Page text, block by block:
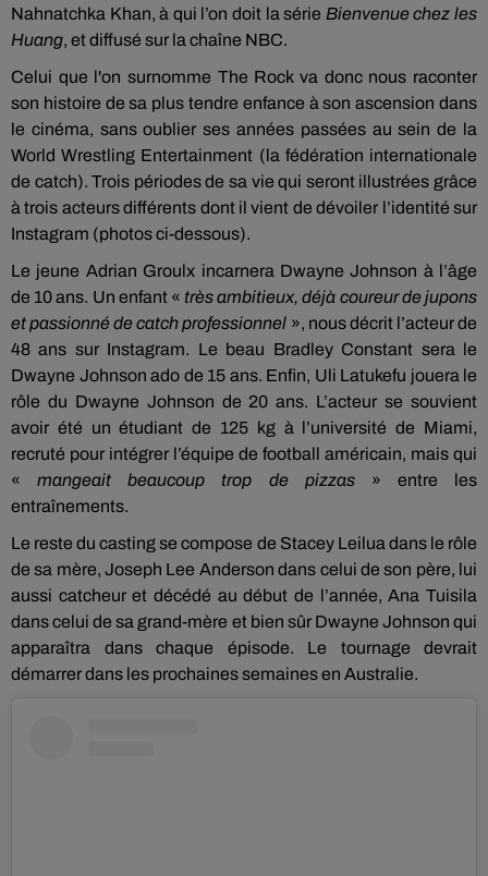
Nahnatchka Khan, à qui l’on doit la série Bienvenue chez les
Huang, et diffusé sur la chaîne NBC.
Celui que l'on surnomme The Rock va donc nous raconter
son histoire de sa plus tendre enfance à son ascension dans
le cinéma, sans oublier ses années passées au sein de la
World Wrestling Entertainment (la fédération internationale
de catch). Trois périodes de sa vie qui seront illustrées grâce
à trois acteurs différents dont il vient de dévoiler l’identité sur
Instagram (photos ci-dessous).
Le jeune Adrian Groulx incarnera Dwayne Johnson à l’âge
de 10 ans. Un enfant « très ambitieux, déjà coureur de jupons
et passionné de catch professionnel », nous décrit l’acteur de
48 ans sur Instagram. Le beau Bradley Constant sera le
Dwayne Johnson ado de 15 ans. Enfin, Uli Latukefu jouera le
rôle du Dwayne Johnson de 20 ans. L’acteur se souvient
avoir été un étudiant de 125 kg à l’université de Miami,
recruté pour intégrer l’équipe de football américain, mais qui
«mangeait beaucoup trop de pizzas» entre les
entraînements.
Le reste du casting se compose de Stacey Leilua dans le rôle
de sa mère, Joseph Lee Anderson dans celui de son père, lui
aussi catcheur et décédé au début de l’année, Ana Tuisila
dans celui de sa grand-mère et bien sûr Dwayne Johnson qui
apparaîtra dans chaque épisode. Le tournage devrait
démarrer dans les prochaines semaines en Australie.